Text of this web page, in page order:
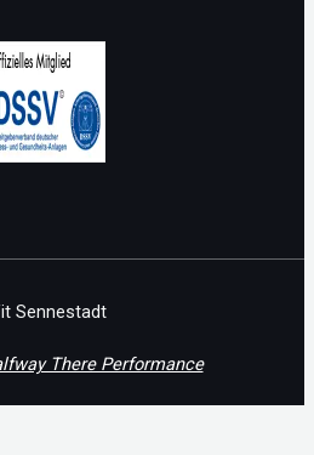
Sennestadt
There Performance